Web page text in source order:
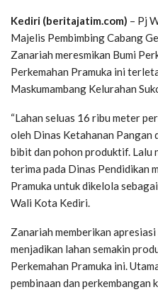
Kediri (beritajatim.com) – Pj
Majelis Pembimbing Cabang
Zanariah meresmikan Bumi
Perkemahan Pramuka ini
Maskumambang Kelurahan
“Lahan seluas 16 ribu meter
oleh Dinas Ketahanan Pangan
bibit dan pohon produktif. Lalu
terima pada Dinas Pendidikan
Pramuka untuk dikelola
Wali Kota Kediri.
Zanariah memberikan
menjadikan lahan semakin
Perkemahan Pramuka ini.
pembinaan dan